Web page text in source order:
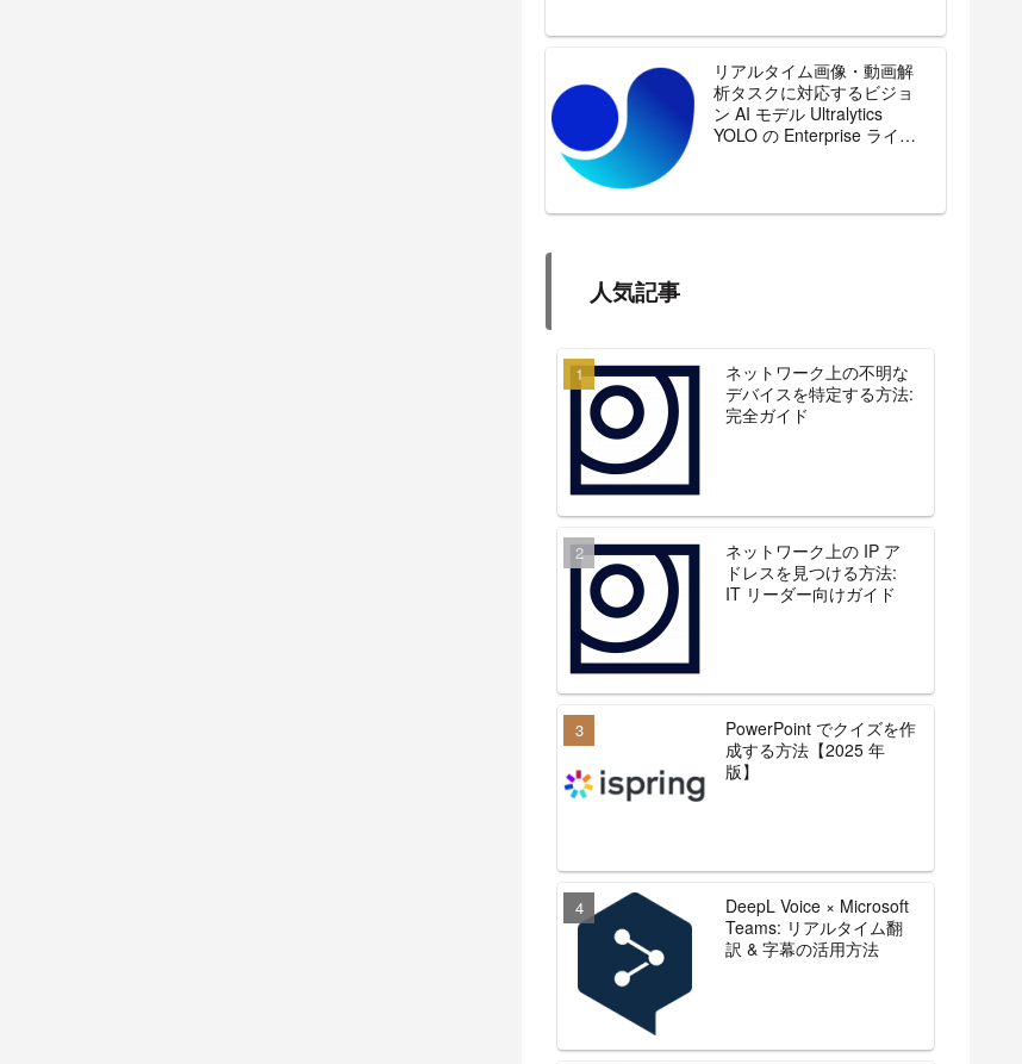
リアルタイム画像・動画解
析タスクに対応するビジョ
ン AI モデル Ultralytics
YOLO の Enterprise ライセ
人気記事
ネットワーク上の不明な
デバイスを特定する方法:
完全ガイド
ネットワーク上の IP ア
ドレスを見つける方法:
IT リーダー向けガイド
PowerPoint でクイズを作
成する方法【2025 年
版】
DeepL Voice × Microsoft
Teams: リアルタイム翻
訳 & 字幕の活用方法